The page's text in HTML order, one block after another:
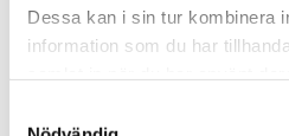
Dessa kan i sin tur kombinera
information som du har
Nadine fick jobba kvar tills
av maj. Sedan tog
skulle återhämta sig, så